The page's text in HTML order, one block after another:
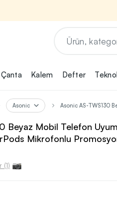
İhtiyacın
Ürünlerini
olan farklı
kaliteli ve yenilikçi
2
Çanta Kalem Defter
Asonic Asonic AS-TWS130
Beyaz Mobil Telefon
Mikrofonlu
(1)